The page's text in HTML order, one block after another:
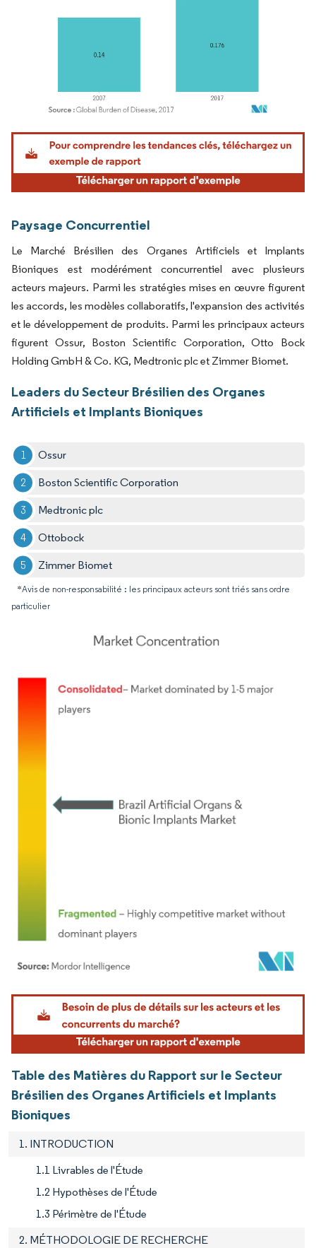
Image © Mordor Intelligence. La réutilisation nécessite une attribution sous CC BY
Paysage Concurrentiel
Le Marché Brésilien des Organes Artificiels et Implants
Bioniques est modérément concurrentiel avec plusieurs
acteurs majeurs. Parmi les stratégies mises en œuvre figurent
les accords, les modèles collaboratifs, l'expansion des activités
et le développement de produits. Parmi les principaux acteurs
figurent Ossur, Boston Scientific Corporation, Otto Bock
Holding GmbH & Co. KG, Medtronic plc et Zimmer Biomet.
Leaders du Secteur Brésilien des Organes
Artificiels et Implants Bioniques
Ossur
Boston Scientific Corporation
Medtronic plc
Ottobock
Zimmer Biomet
*Avis de non-responsabilité : les principaux acteurs sont triés sans ordre
particulier
Image © Mordor Intelligence. La réutilisation nécessite une attribution sous CC BY
Table des Matières du Rapport sur le Secteur
Brésilien des Organes Artificiels et Implants
Bioniques
1. INTRODUCTION
1.1 Livrables de l'Étude
1.2 Hypothèses de l'Étude
1.3 Périmètre de l'Étude
2. MÉTHODOLOGIE DE RECHERCHE